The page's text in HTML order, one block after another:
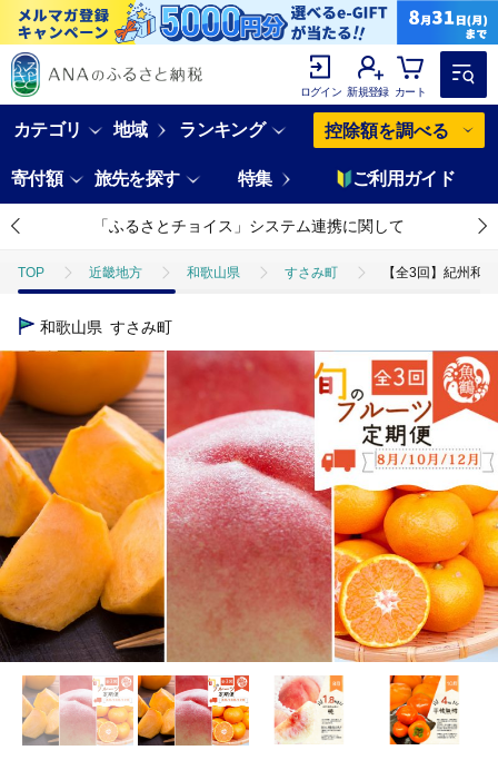
ログイン 新規登録 カート
カテゴリ 地域 ランキング 控除額を調べる
寄付額 旅先を探す 特集 ご利用ガイド
「ふるさとチョイス」システム連携に関して
TOP 近畿地方 和歌山県 すさみ町 【全3回】紀州和
和歌山県 すさみ町